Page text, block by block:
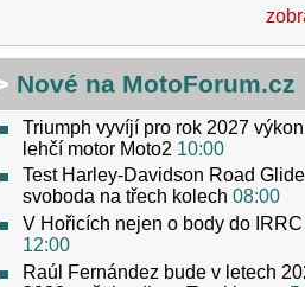
Nové na MotoForum.cz
Triumph vyvíjí pro rok 2027
lehčí motor Moto2 10:00
Test Harley-Davidson Road
svoboda na třech kolech 08:00
V Hořicích nejen o body do IRRC
12:00
Raúl Fernández bude v letech